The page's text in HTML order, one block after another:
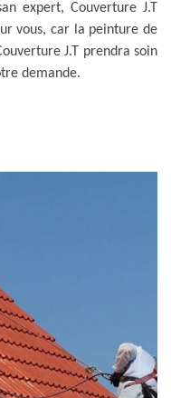
expert, Couverture J.T
vous, car la peinture de
J.T prendra soin
demande.